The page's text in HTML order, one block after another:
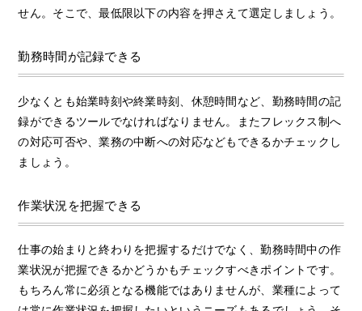
せん。そこで、最低限以下の内容を押さえて選定しましょう。
勤務時間が記録できる
少なくとも始業時刻や終業時刻、休憩時間など、勤務時間の記
録ができるツールでなければなりません。またフレックス制へ
の対応可否や、業務の中断への対応などもできるかチェックし
ましょう。
作業状況を把握できる
仕事の始まりと終わりを把握するだけでなく、勤務時間中の作
業状況が把握できるかどうかもチェックすべきポイントです。
もちろん常に必須となる機能ではありませんが、業種によって